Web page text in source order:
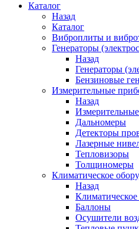
Каталог
Назад
Каталог
Виброплиты и
Генераторы
Назад
Генераторы
Бензиновые
Измерительные
Назад
Дальномеры
Детекторы
Лазерные
Тепловизоры
Толщиномеры
Климатическое
Назад
Баллоны
Осушители